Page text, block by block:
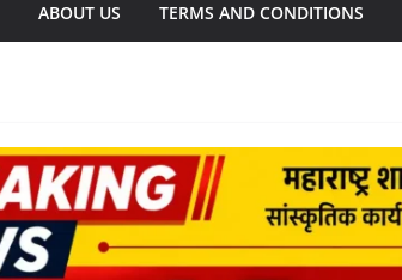
ABOUT US TERMS AND CONDITIONS